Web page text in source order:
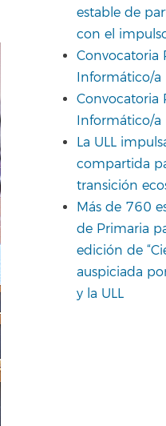
estable de
con el
Convocatoria
Informático/a
Convocatoria
Informático/a
La ULL
compartida
transición
Más de 760
de Primaria
edición de
auspiciada
y la ULL